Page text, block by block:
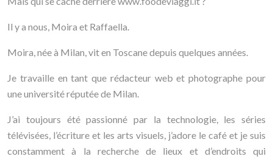
Il y a nous, Moira et Raffaella.
Moira, née à Milan, vit en Toscane depuis quelques années.
Je travaille en tant que rédacteur web et photographe pour
une université réputée de Milan.
J’ai toujours été passionné par la technologie, les séries
télévisées, l’écriture et les arts visuels, j’adore le café et je suis
constamment à la recherche de lieux et d’endroits qui